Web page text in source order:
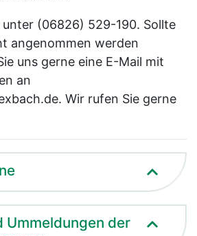
unter (06826) 529-190. Sollte
angenommen werden
uns gerne eine E-Mail mit
an
Wir rufen Sie gerne
Ummeldungen der